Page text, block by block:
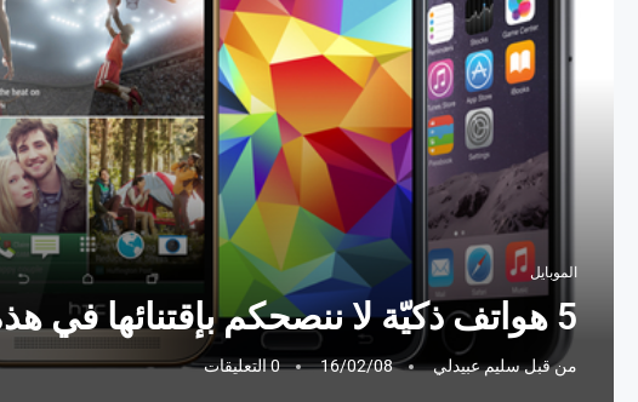
الموبايل
5 هواتف ذكيّة لا ننصحكم بإقتنائها في هذه الفترة
من قبلسليم عبيدلي 16/02/08 0 التعليقات